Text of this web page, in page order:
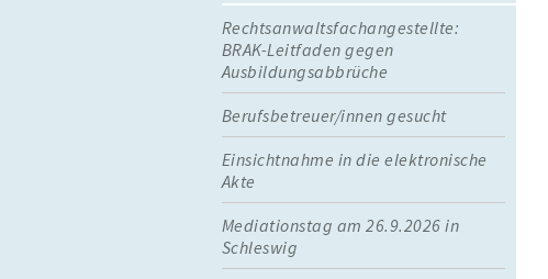
Rechtsanwaltsfachangestellte:
BRAK-Leitfaden gegen
Ausbildungsabbrüche
Berufsbetreuer/innen gesucht
Einsichtnahme in die elektronische
Akte
Mediationstag am 26.9.2026 in
Schleswig